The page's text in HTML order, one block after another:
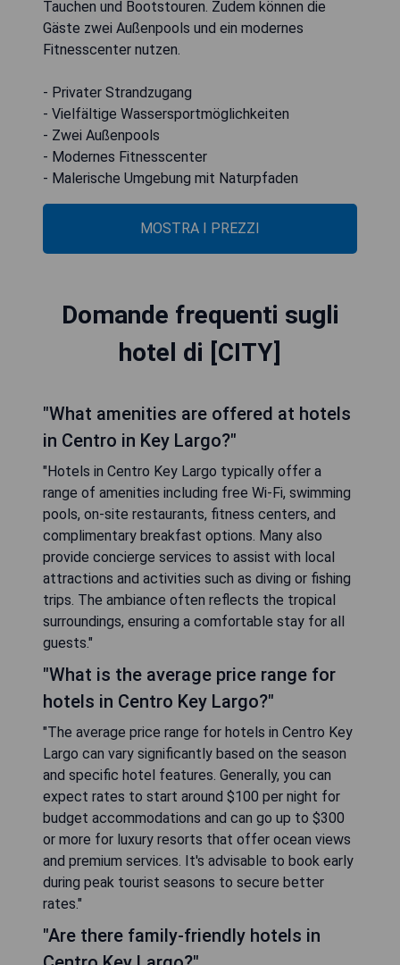
Tauchen und Bootstouren. Zudem können die
Gäste zwei Außenpools und ein modernes
Fitnesscenter nutzen.
- Privater Strandzugang
- Vielfältige Wassersportmöglichkeiten
- Zwei Außenpools
- Modernes Fitnesscenter
- Malerische Umgebung mit Naturpfaden
MOSTRA I PREZZI
Domande frequenti sugli
hotel di [CITY]
"What amenities are offered at hotels
in Centro in Key Largo?"
"Hotels in Centro Key Largo typically offer a
range of amenities including free Wi-Fi, swimming
pools, on-site restaurants, fitness centers, and
complimentary breakfast options. Many also
provide concierge services to assist with local
attractions and activities such as diving or fishing
trips. The ambiance often reflects the tropical
surroundings, ensuring a comfortable stay for all
guests."
"What is the average price range for
hotels in Centro Key Largo?"
"The average price range for hotels in Centro Key
Largo can vary significantly based on the season
and specific hotel features. Generally, you can
expect rates to start around $100 per night for
budget accommodations and can go up to $300
or more for luxury resorts that offer ocean views
and premium services. It's advisable to book early
during peak tourist seasons to secure better
rates."
"Are there family-friendly hotels in